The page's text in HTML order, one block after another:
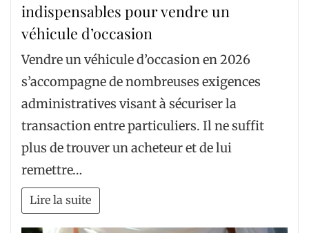
indispensables pour vendre un
véhicule d’occasion
Vendre un véhicule d’occasion en 2026
s’accompagne de nombreuses exigences
administratives visant à sécuriser la
transaction entre particuliers. Il ne suffit
plus de trouver un acheteur et de lui
remettre…
Lire la suite